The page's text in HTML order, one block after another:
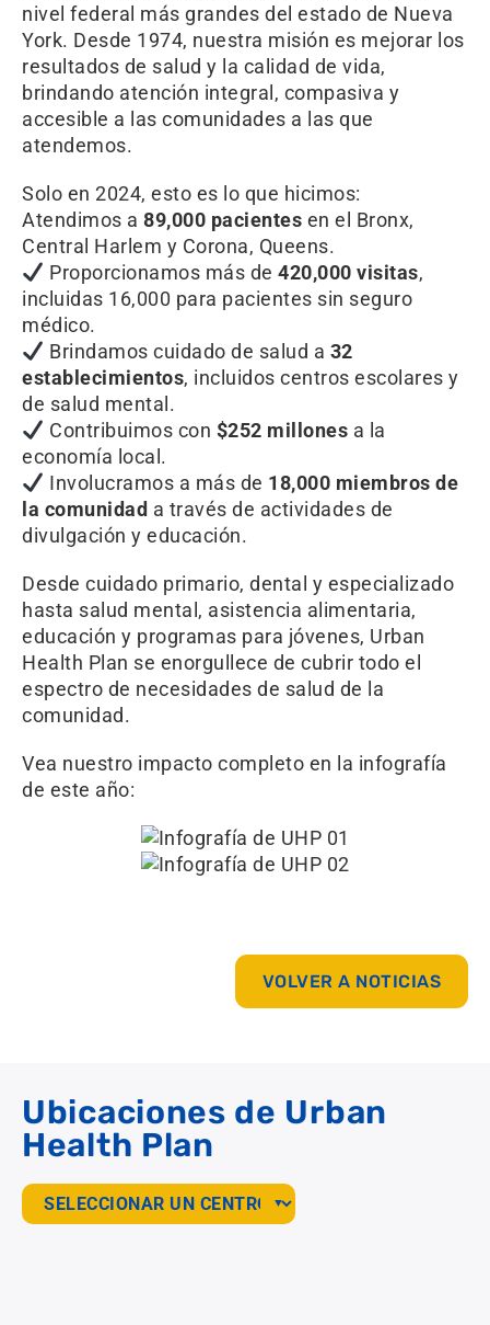
nivel federal más grandes del estado de Nueva
York. Desde 1974, nuestra misión es mejorar los
resultados de salud y la calidad de vida,
brindando atención integral, compasiva y
accesible a las comunidades a las que
atendemos.
Solo en 2024, esto es lo que hicimos:
Atendimos a 89,000 pacientes en el Bronx,
Central Harlem y Corona, Queens.
Proporcionamos más de 420,000 visitas,
incluidas 16,000 para pacientes sin seguro
médico.
Brindamos cuidado de salud a 32
establecimientos, incluidos centros escolares y
de salud mental.
Contribuimos con $252 millones a la
economía local.
Involucramos a más de 18,000 miembros de
la comunidad a través de actividades de
divulgación y educación.
Desde cuidado primario, dental y especializado
hasta salud mental, asistencia alimentaria,
educación y programas para jóvenes, Urban
Health Plan se enorgullece de cubrir todo el
espectro de necesidades de salud de la
comunidad.
Vea nuestro impacto completo en la infografía
de este año:
VOLVER A NOTICIAS
Ubicaciones de Urban
Health Plan